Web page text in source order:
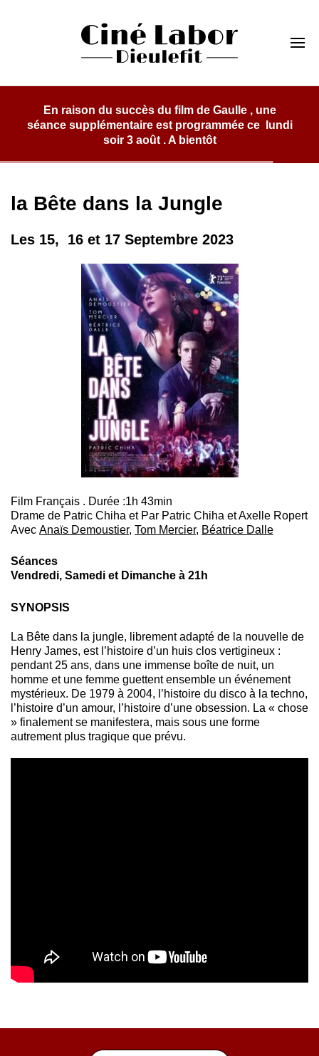
Cinéma Labor
Dieulefit
la Bête dans la Jungle
Les 15, 16 et 17 Septembre 2023
Film Français . Durée :1h 43min
Drame de Patric Chiha et Par Patric Chiha et Axelle Ropert
Avec Anaïs Demoustier, Tom Mercier, Béatrice Dalle
Séances
Vendredi, Samedi et Dimanche à 21h
SYNOPSIS
La Bête dans la jungle, librement adapté de la nouvelle de
Henry James, est l’histoire d’un huis clos vertigineux :
pendant 25 ans, dans une immense boîte de nuit, un
homme et une femme guettent ensemble un événement
mystérieux. De 1979 à 2004, l’histoire du disco à la techno,
l’histoire d’un amour, l’histoire d’une obsession. La « chose
» finalement se manifestera, mais sous une forme
autrement plus tragique que prévu.